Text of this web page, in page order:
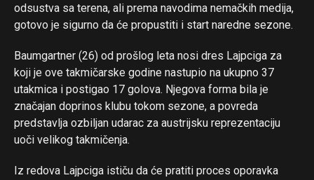
odsustva sa terena, ali prema navodima nemačkih medija,
gotovo je sigurno da će propustiti i start naredne sezone.
Baumgartner (26) od prošlog leta nosi dres Lajpciga za
koji je ove takmičarske godine nastupio na ukupno 37
utakmica i postigao 17 golova. Njegova forma bila je
značajan doprinos klubu tokom sezone, a povreda
predstavlja ozbiljan udarac za austrijsku reprezentaciju
uoči velikog takmičenja.
Iz redova Lajpciga ističu da će pratiti proces oporavka